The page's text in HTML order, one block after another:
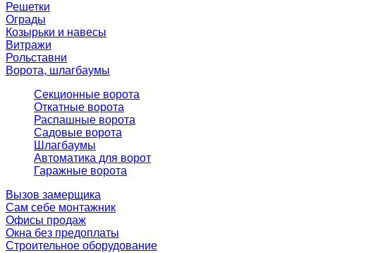
Решетки
Ограды
Козырьки и навесы
Витражи
Рольставни
Ворота, шлагбаумы
Секционные ворота
Откатные ворота
Распашные ворота
Садовые ворота
Шлагбаумы
Автоматика для ворот
Гаражные ворота
Вызов замерщика
Сам себе монтажник
Офисы продаж
Окна без предоплаты
Строительное оборудование